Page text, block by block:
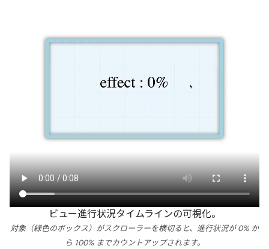
ビュー進行状況タイムラインの可視化。
対象（緑色のボックス）がスクローラーを横切ると、進行状況が 0% か
ら 100% までカウントアップされます。